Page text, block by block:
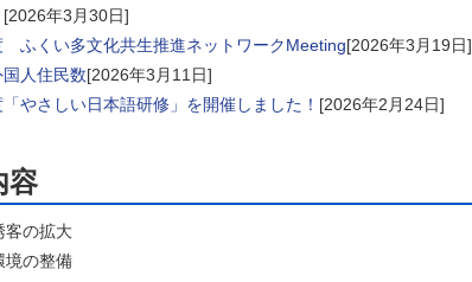
[2026年3月30日]
ふくい多文化共生推進ネットワークMeeting[2026年3月19日]
人住民数[2026年3月11日]
やさしい日本語研修」を開催しました！ [2026年2月24日]
容
客の拡大
境の整備